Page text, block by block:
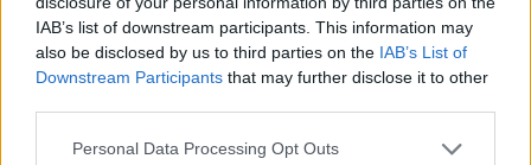
IAB’s list of downstream participants. This information may
also be disclosed by us to third parties on the IAB’s List of
Downstream Participants that may further disclose it to other
Please note that this website/app uses one or more Google
Personal Data Processing Opt Outs
ΡΕΠΟΡΤΆΖ
Θέμα μονοπωλίου της
ΑΝΚΟ στην
Περιφέρεια Δυτικής
Μακεδονίας θέτουν οι
ΑΘΛΗΤΙΚΈΣ ΕΚΠΟΜΠΈΣ
Δυτική Μακεδονία
(και η Κοζάνη) στο
περιθώριο: Όταν οι
αριθμοί των μόνιμων